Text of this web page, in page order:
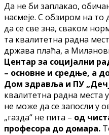
Да не би заплакао,
насмеје. С обзиром на то
да се све зна, сваком
та квалитетна радна
држава плаћа, а
Центар за социјални
– основне и средње, а
Дом здравља и ПУ
квалитетна радна места
не може да се запосли у
„газда“ не пита – од
професора до домара.